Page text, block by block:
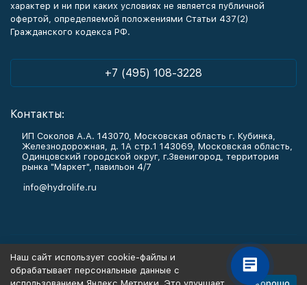
характер и ни при каких условиях не является публичной
офертой, определяемой положениями Статьи 437(2)
Гражданского кодекса РФ.
+7 (495) 108-3228
Контакты:
ИП Соколов А.А. 143070, Московская область г. Кубинка,
Железнодорожная, д. 1А стр.1 143069, Московская область,
Одинцовский городской округ, г.Звенигород, территория
рынка "Маркет", павильон 4/7
info@hydrolife.ru
Информация
Наш сайт использует cookie-файлы и
обрабатывает персональные данные с
Хорошо